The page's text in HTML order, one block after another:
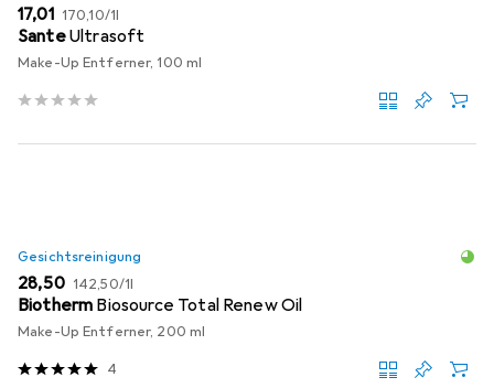
EUR
17,01 EUR
170,10/1l
SanteUltrasoft
Make-Up Entferner, 100 ml
Gesichtsreinigung
EUR
28,50 EUR
142,50/1l
Biotherm Biosource Total Renew Oil
Make-Up Entferner, 200 ml
4